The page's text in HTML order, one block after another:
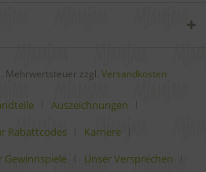
Mehrwertsteuer zzgl. Versandkosten
Auszeichnungen
Rabattcodes
Karriere
Unser Versprechen